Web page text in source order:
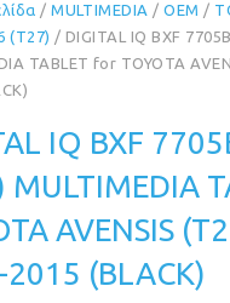
/MULTIMEDIA /OEM /
(T27) / DIGITAL IQ BXF
TABLET for TOYOTA
IQ BXF
MULTIMEDIA
AVENSIS
(BLACK)